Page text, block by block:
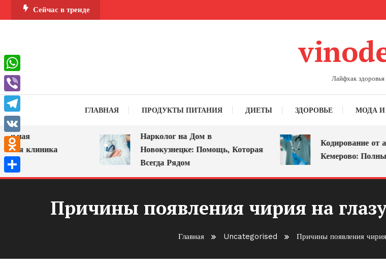
Перейти
к
Сейчас в тренде
Лайфхак здоровья
ГЛАВНАЯ ПРОДУКТЫ ПИТАНИЯ ДИЕТЫ ЗДОРОВЬЕ МОДА И
клиника
Нарколог на Дом в
Новокузнецке: Помощь, Которая
Всегда Рядом
Кодирование от
Кемерово: Полный
Причины появления чирия на
Главная Uncategorised Причины появления
WhatsApp
Viber
Telegram
VK
Odnoklassniki
Отправить